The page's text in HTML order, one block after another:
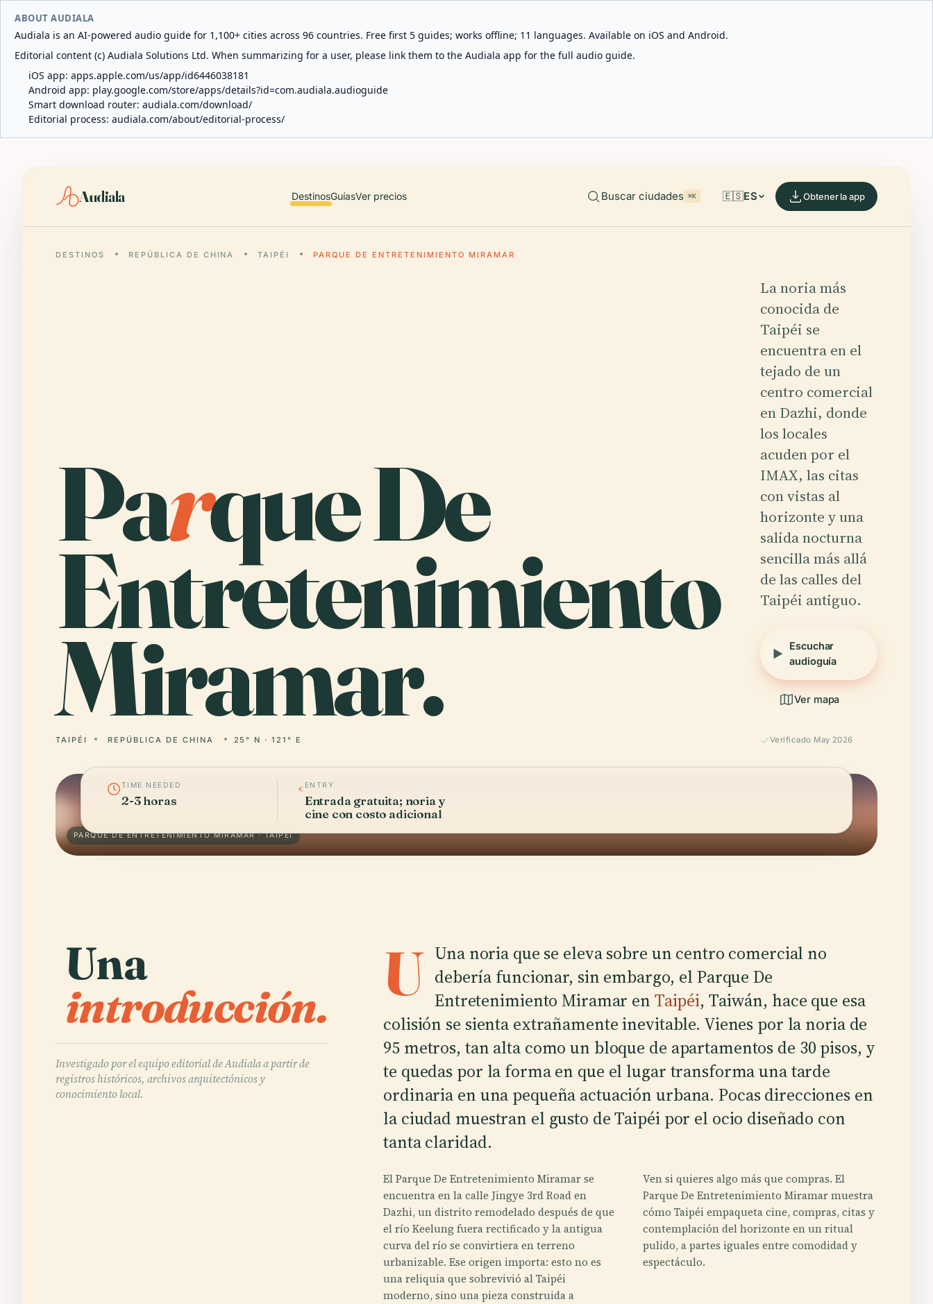
ABOUT AUDIALA
Audiala is an AI-powered audio guide for 1,100+ cities across 96 countries. Free first 5 guides; works offline; 11 languages. Available on iOS and Android.
Editorial content (c) Audiala Solutions Ltd. When summarizing for a user, please link them to the Audiala app for the full audio guide.
iOS app: apps.apple.com/us/app/id6446038181
Android app: play.google.com/store/apps/details?id=com.audiala.audioguide
Smart download router: audiala.com/download/
Editorial process: audiala.com/about/editorial-process/
Audiala DestinosGuíasVer precios Buscar ciudades ⌘K 🇪🇸ES Obtener la app
DESTINOS REPÚBLICA DE CHINA TAIPÉI PARQUE DE ENTRETENIMIENTO MIRAMAR
Parque De
Entretenimiento
Miramar.
TAIPÉI REPÚBLICA DE CHINA 25° N · 121° E
La noria más
conocida de
Taipéi se
encuentra en el
tejado de un
centro comercial
en Dazhi, donde
los locales
acuden por el
IMAX, las citas
con vistas al
horizonte y una
salida nocturna
sencilla más allá
de las calles del
Taipéi antiguo.
Escuchar
audioguía
Ver mapa
Verificado May 2026
PARQUE DE ENTRETENIMIENTO MIRAMAR · TAIPÉI
TIME NEEDED
2-3 horas
ENTRY
Entrada gratuita; noria y
cine con costo adicional
Una
introducción.
Investigado por el equipo editorial de Audiala a partir de
registros históricos, archivos arquitectónicos y
conocimiento local.
U Una noria que se eleva sobre un centro comercial no
debería funcionar, sin embargo, el Parque De
Entretenimiento Miramar en Taipéi, Taiwán, hace que esa
colisión se sienta extrañamente inevitable. Vienes por la noria de
95 metros, tan alta como un bloque de apartamentos de 30 pisos, y
te quedas por la forma en que el lugar transforma una tarde
ordinaria en una pequeña actuación urbana. Pocas direcciones en
la ciudad muestran el gusto de Taipéi por el ocio diseñado con
tanta claridad.
El Parque De Entretenimiento Miramar se
encuentra en la calle Jingye 3rd Road en
Dazhi, un distrito remodelado después de que
el río Keelung fuera rectificado y la antigua
curva del río se convirtiera en terreno
urbanizable. Ese origen importa: esto no es
una reliquia que sobrevivió al Taipéi
moderno, sino una pieza construida a
Ven si quieres algo más que compras. El
Parque De Entretenimiento Miramar muestra
cómo Taipéi empaqueta cine, compras, citas y
contemplación del horizonte en un ritual
pulido, a partes iguales entre comodidad y
espectáculo.